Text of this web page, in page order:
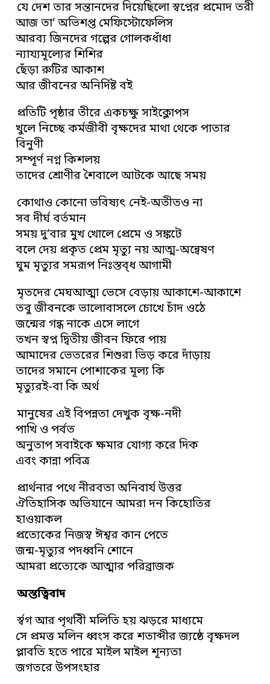
যে দেশ তার সন্তানদের দিয়েছিলো স্বপ্নের প্রমোদ তরী
আজ তা’ অভিশপ্ত মেফিস্টোফেলিস
আরব্য জিনদের গল্পের গোলকধাঁধা
ন্যায্যমূল্যের শিশির
ছেঁড়া রুটির আকাশ
আর জীবনের অনির্দিষ্ট বই
প্রতিটি পৃষ্ঠার তীরে একচক্ষু সাইক্লোপস
খুলে নিচ্ছে কর্মজীবী বৃক্ষদের মাথা থেকে পাতার
বিনুণী
সম্পূর্ণ নগ্ন কিশলয়
তাদের শ্রোণীর শৈবালে আটকে আছে সময়
কোথাও কোনো ভবিষ্যৎ নেই-অতীতও না
সব দীর্ঘ বর্তমান
সময় দু’বার মুখ খোলে প্রেমে ও সঙ্কটে
বলে দেয় প্রকৃত প্রেম মৃত্যু নয় আত্ম-অন্বেষণ
ঘুম মৃত্যুর সমরূপ নিঃস্তব্ধ আগামী
মৃতদের মেঘআত্মা ভেসে বেড়ায় আকাশে-আকাশে
তবু জীবনকে ভালোবাসলে চোখে চাঁদ ওঠে
জন্মের গন্ধ নাকে এসে লাগে
তখন স্বপ্ন দ্বিতীয় জীবন ফিরে পায়
আমাদের ভেতরের শিশুরা ভিড় করে দাঁড়ায়
তাদের সমানে পোশাকের মূল্য কি
মৃত্যুরই-বা কি অর্থ
মানুষের এই বিপন্নতা দেখুক বৃক্ষ-নদী
পাখি ও পর্বত
অনুতাপ সবাইকে ক্ষমার যোগ্য করে দিক
এবং কান্না পবিত্র
প্রার্থনার পথে নীরবতা অনিবার্য উত্তর
ঐতিহাসিক অভিযানে আমরা দন কিহোতির
হাওয়াকল
প্রত্যেকের নিজস্ব ঈশ্বর কান পেতে
জন্ম-মৃত্যুর পদধ্বনি শোনে
আমরা প্রত্যেকে আত্মার পরিব্রাজক
অস্তত্বিবাদ
র্স্বগ আর পৃথবিী মলিতি হয় ঝড়রে মাধ্যমে
সে প্রমত্ত মলিন ধ্বংস করে শতাব্দীর জ্যষ্ঠে বৃক্ষদল
প্লাবতি হতে পারে মাইল মাইল শূন্যতা
জগতরে উপসংহার